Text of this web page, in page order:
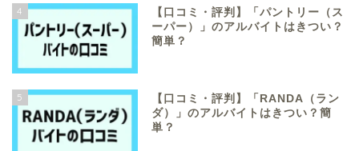
4
【口コミ・評判】「パントリー（ス
ーパー）」のアルバイトはきつい？
簡単？
5
【口コミ・評判】「RANDA（ラン
ダ）」のアルバイトはきつい？簡
単？